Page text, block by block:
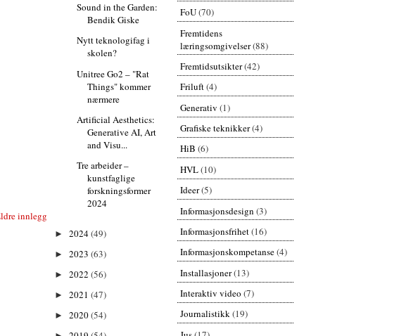
innlegg
Sound in the Garden:
Bendik Giske
Nytt teknologifag i
skolen?
Unitree Go2 – "Rat
Things" kommer
nærmere
Artificial Aesthetics:
Generative AI, Art
and Visu...
Tre arbeider –
kunstfaglige
forskningsformer
2024
► 2024(49)
► 2023 (63)
► 2022 (56)
► 2021 (47)
► 2020(54)
FoU(70)
Fremtidens
læringsomgivelser(88)
Fremtidsutsikter(42)
Friluft(4)
Generativ (1)
Grafiske teknikker(4)
HiB (6)
HVL(10)
Ideer(5)
Informasjonsdesign (3)
Informasjonsfrihet(16)
Informasjonskompetanse(4)
Installasjoner(13)
Interaktiv video (7)
Journalistikk(19)